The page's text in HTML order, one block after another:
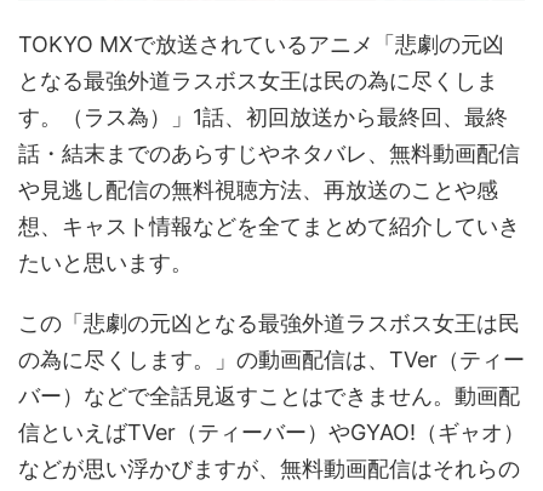
TOKYO MXで放送されているアニメ「悲劇の元凶
となる最強外道ラスボス女王は民の為に尽くしま
す。（ラス為）」1話、初回放送から最終回、最終
話・結末までのあらすじやネタバレ、無料動画配信
や見逃し配信の無料視聴方法、再放送のことや感
想、キャスト情報などを全てまとめて紹介していき
たいと思います。
この「悲劇の元凶となる最強外道ラスボス女王は民
の為に尽くします。」の動画配信は、TVer（ティー
バー）などで全話見返すことはできません。動画配
信といえばTVer（ティーバー）やGYAO!（ギャオ）
などが思い浮かびますが、無料動画配信はそれらの